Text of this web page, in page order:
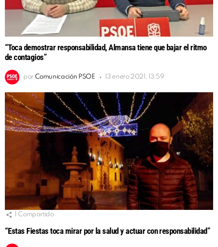
“Toca demostrar responsabilidad, Almansa tiene que bajar el ritmo
de contagios”
por Comunicación PSOE 13 enero 2021, 13:59
Compartido
“Estas Fiestas toca mirar por la salud y actuar con responsabilidad”